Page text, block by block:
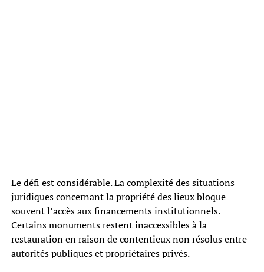
Le défi est considérable. La complexité des situations
juridiques concernant la propriété des lieux bloque
souvent l’accès aux financements institutionnels.
Certains monuments restent inaccessibles à la
restauration en raison de contentieux non résolus entre
autorités publiques et propriétaires privés.